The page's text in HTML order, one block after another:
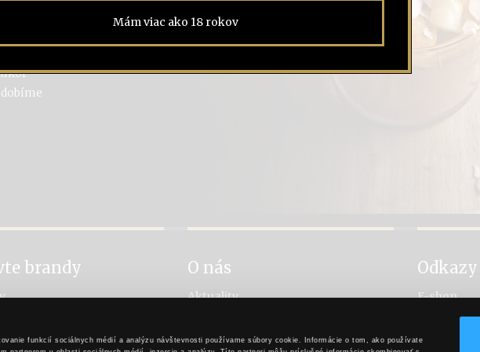
funkcií sociálnych médií a analýzu návštevnosti používame súbory cookie. Informácie o tom, ako používate
brandy
výroby
O nás
Aktuality
Pre obchodných partnerov
Odkazy
E-shop
Facebook
Hubert Sekt
Mám viac ako 18 rokov